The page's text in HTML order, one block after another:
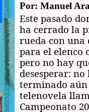
Por: Manuel
Este pasado
ha cerrado la
rueda con una
para el elenco
pero no hay
desesperar: no
terminado aún
telenovela
Campeonato